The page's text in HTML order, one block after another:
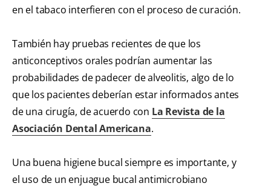
en el tabaco interfieren con el proceso de curación.
También hay pruebas recientes de que los
anticonceptivos orales podrían aumentar las
probabilidades de padecer de alveolitis, algo de lo
que los pacientes deberían estar informados antes
de una cirugía, de acuerdo con La Revista de la
Asociación Dental Americana.
Una buena higiene bucal siempre es importante, y
el uso de un enjuague bucal antimicrobiano